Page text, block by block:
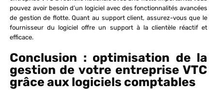
pouvez avoir besoin d’un logiciel avec des fonctionnalités avancées
de gestion de flotte. Quant au support client, assurez-vous que le
fournisseur du logiciel offre un support à la clientèle réactif et
efficace.
Conclusion : optimisation de la
gestion de votre entreprise VTC
grâce aux logiciels comptables